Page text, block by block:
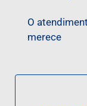
O
merece